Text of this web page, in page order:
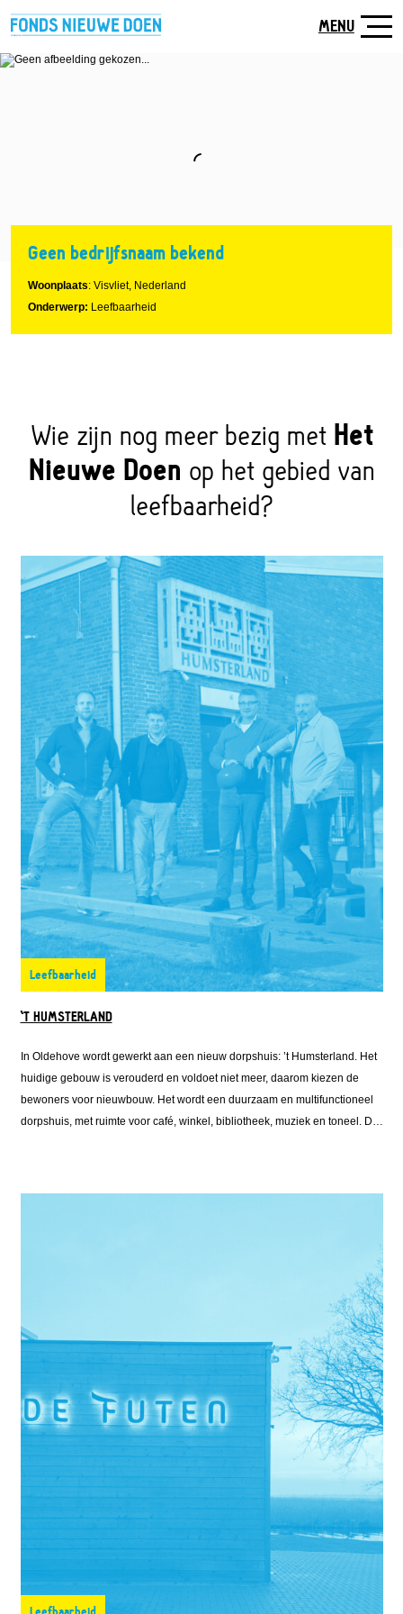
hoofdinhoud
MENU
Geen bedrijfsnaam bekend
Woonplaats: Visvliet, Nederland
Onderwerp: Leefbaarheid
Wie zijn nog meer bezig met Het
Nieuwe Doen op het gebied van
leefbaarheid?
Leefbaarheid
'T HUMSTERLAND
In Oldehove wordt gewerkt aan een nieuw dorpshuis: ’t Humsterland. Het
huidige gebouw is verouderd en voldoet niet meer, daarom kiezen de
bewoners voor nieuwbouw. Het wordt een duurzaam en multifunctioneel
dorpshuis, met ruimte voor café, winkel, bibliotheek, muziek en toneel. De